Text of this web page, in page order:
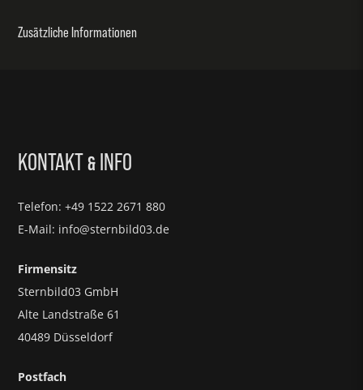
Zusätzliche Informationen
KONTAKT& INFO
Telefon: +49 1522 2671 880
E-Mail: info@sternbild03.de
Firmensitz
Sternbild03 GmbH
Alte Landstraße 61
40489 Düsseldorf
Postfach